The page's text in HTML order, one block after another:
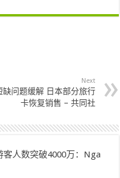
Next
缺问题缓解 日本部分旅行
卡恢复销售 – 共同社
客人数突破4000万：Nga